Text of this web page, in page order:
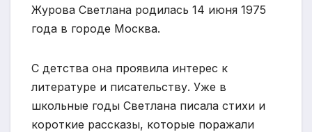
Журова Светлана родилась 14 июня 1975
года в городе Москва.
С детства она проявила интерес к
литературе и писательству. Уже в
школьные годы Светлана писала стихи и
короткие рассказы, которые поражали